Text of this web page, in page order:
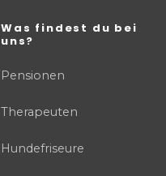
Was findest du bei
uns?
Pensionen
Therapeuten
Hundefriseure